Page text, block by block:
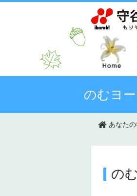
のむヨ
あなた
の